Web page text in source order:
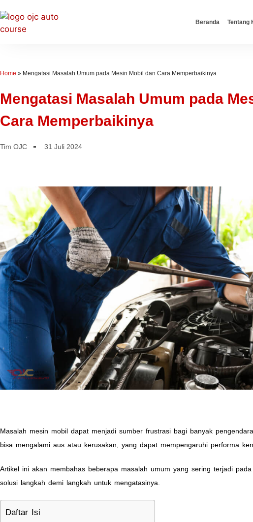
Beranda Tentang
Home » Mengatasi Masalah Umum pada Mesin Mobil dan Cara Memperbaikinya
Mengatasi Masalah Umum pada
Cara Memperbaikinya
Tim OJC 31 Juli 2024
Masalah mesin mobil dapat menjadi sumber frustrasi bagi banyak
bisa mengalami aus atau kerusakan, yang dapat mempengaruhi performa
Artikel ini akan membahas beberapa masalah umum yang sering terjadi
solusi langkah demi langkah untuk mengatasinya.
Daftar Isi